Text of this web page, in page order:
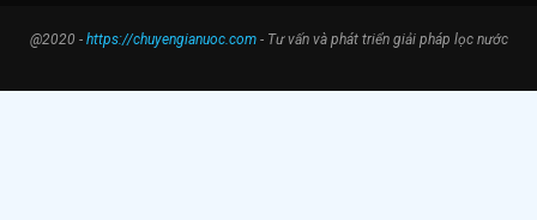
@2020 - https://chuyengianuoc.com- Tư vấn và phát triển giải pháp lọc nước